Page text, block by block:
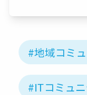
#地域コミ
#ITコミュニ